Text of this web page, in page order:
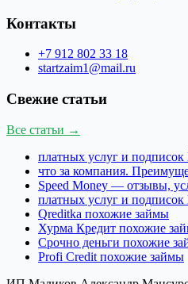
Контакты
+7 912 802 33 18
startzaim1@mail.ru
Свежие статьи
Все статьи →
платных услуг и подписок
что за компания.
Speed Money — отзывы,
платных услуг и подписок
Qreditka похожие займы
Хурма Кредит похожие
Срочно деньги похожие
Profi Credit похожие займы